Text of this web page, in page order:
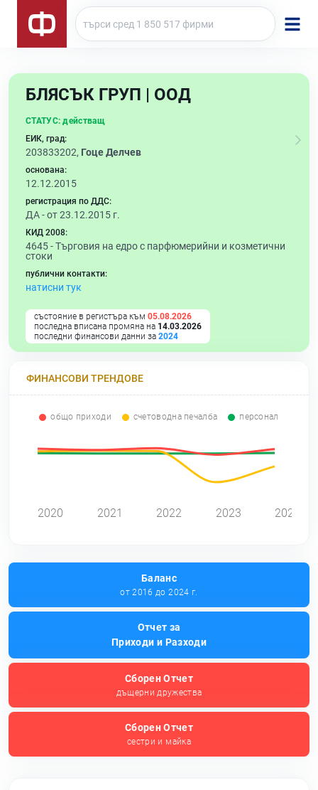
БЛЯСЪК ГРУП | ООД
СТАТУС: действащ
ЕИК, град:
203833202, Гоце Делчев
основана:
12.12.2015
регистрация по ДДС:
ДА - от 23.12.2015 г.
КИД 2008:
4645 -Търговия на едро с парфюмерийни и козметични
стоки
публични контакти:
натисни тук
състояние в регистъра към 05.08.2026
последна вписана промяна на 14.03.2026
последни финансови данни за 2024
ФИНАНСОВИ ТРЕНДОВЕ
общо приходи счетоводна печалба персонал
2020 2021 2022 2023 2024
Баланс
от 2016 до 2024 г.
Отчет за
Приходи и Разходи
Сборен Отчет
дъщерни дружества
Сборен Отчет
сестри и майка